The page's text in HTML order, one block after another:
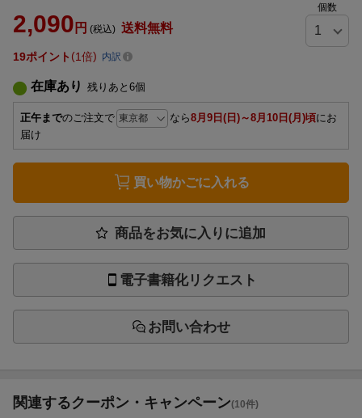
2,090 円 (税込) 送料無料
個数
19ポイント 1倍 内訳
在庫あり 残りあと 6個
正午までのご注文で なら8月9日(日)～8月10日(月)頃にお
届け
買い物かごに入れる
商品をお気に入りに追加
電子書籍化リクエスト
お問い合わせ
関連するクーポン・キャンペーン(10件)